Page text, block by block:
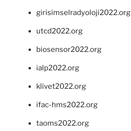
girisimselradyoloji2022.org
utcd2022.org
biosensor2022.org
ialp2022.org
klivet2022.org
ifac-hms2022.org
taoms2022.org